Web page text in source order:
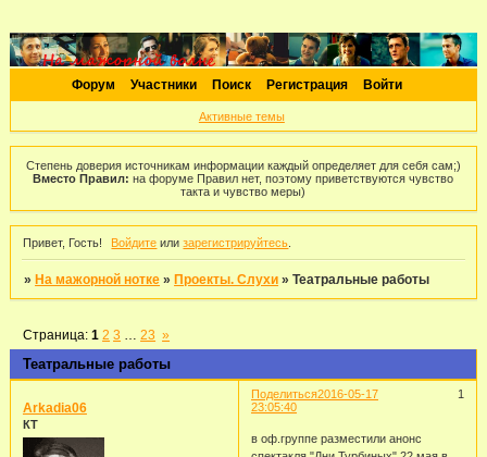
Форум Участники Поиск Регистрация Войти
Активные темы
Степень доверия источникам информации каждый определяет для себя сам;)
Вместо Правил: на форуме Правил нет, поэтому приветствуются чувство
такта и чувство меры)
Привет, Гость! Войдите илизарегистрируйтесь
» На мажорной нотке » Проекты. Слухи »Театральные работы
Театральные работы
Страница:1 2 3 23 »
Поделиться 1
2016-05-17
23:05:40
Arkadia06
КТ
в оф.группе разместили анонс